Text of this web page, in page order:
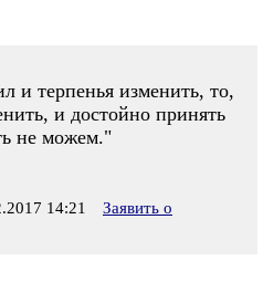
и терпенья изменить, то,
и достойно принять
не можем."
14:21
Заявить о